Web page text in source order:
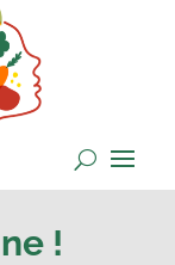
!